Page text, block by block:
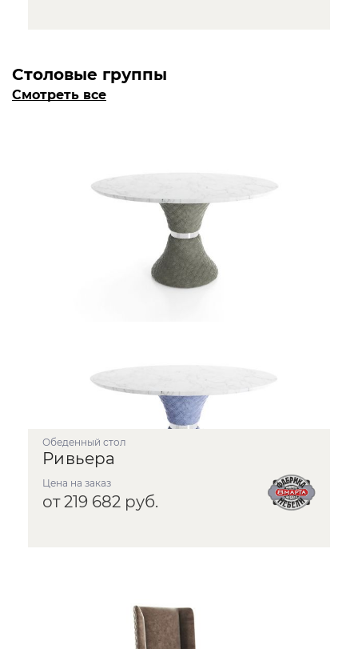
Столовые группы
Смотреть все
Обеденный стол
Ривьера
Цена на заказ
от 219 682 руб.